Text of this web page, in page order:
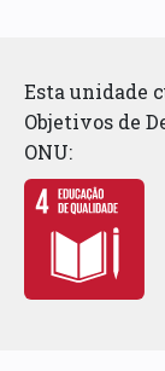
Esta unidade
Objetivos de
ONU: